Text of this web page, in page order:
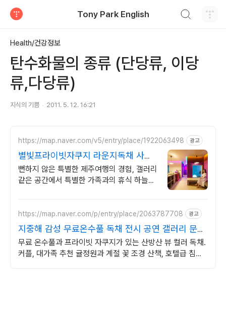
Tony Park English
Health/건강정보
탄수화물의 종류 (단당류, 이당
류,다당류)
지식의 기쁨 2011. 5. 12. 16:21
https://map.naver.com/v5/entry/place/1922063498 광고
별빛프라이빗자쿠지 라운지독채 사진
보다 더좋아요. 찐 리뷰
뻔하지 않은 특별한 제주여행의 경험, 갤러리
같은 공간에서 특별한 가족과의 휴식 하늘보
https://map.naver.com/p/entry/place/2063787708 광고
지중해 감성 무료온수풀 독채 전시 공연 갤러리 문화
공간
무료 온수풀과 프라이빗 자쿠지가 있는 산방산 뷰 컬러 독채.
커플, 대가족 추천 귤정원과 계절 꽃 조경 산책, 호텔급 침구